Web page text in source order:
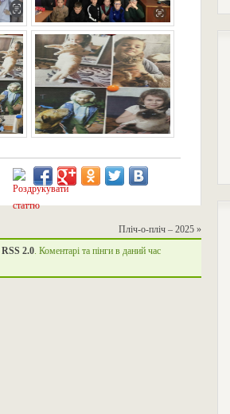
Пліч-о-пліч – 2025 »
RSS 2.0. Коментарі та пінги в даний час